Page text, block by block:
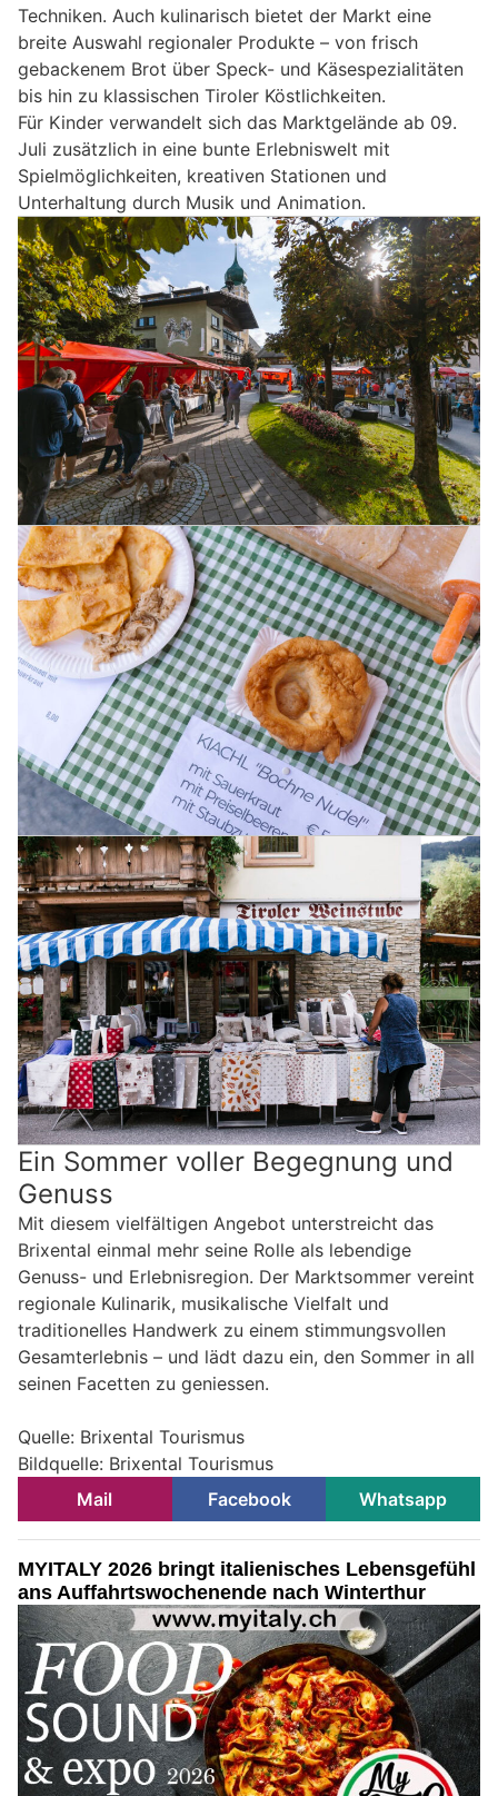
Techniken. Auch kulinarisch bietet der Markt eine
breite Auswahl regionaler Produkte – von frisch
gebackenem Brot über Speck- und Käsespezialitäten
bis hin zu klassischen Tiroler Köstlichkeiten.
Für Kinder verwandelt sich das Marktgelände ab 09.
Juli zusätzlich in eine bunte Erlebniswelt mit
Spielmöglichkeiten, kreativen Stationen und
Unterhaltung durch Musik und Animation.
Ein Sommer voller Begegnung und
Genuss
Mit diesem vielfältigen Angebot unterstreicht das
Brixental einmal mehr seine Rolle als lebendige
Genuss- und Erlebnisregion. Der Marktsommer vereint
regionale Kulinarik, musikalische Vielfalt und
traditionelles Handwerk zu einem stimmungsvollen
Gesamterlebnis – und lädt dazu ein, den Sommer in all
seinen Facetten zu geniessen.
Quelle: Brixental Tourismus
Bildquelle: Brixental Tourismus
Mail
Facebook Whatsapp
MYITALY 2026 bringt italienisches Lebensgefühl
ans Auffahrtswochenende nach Winterthur